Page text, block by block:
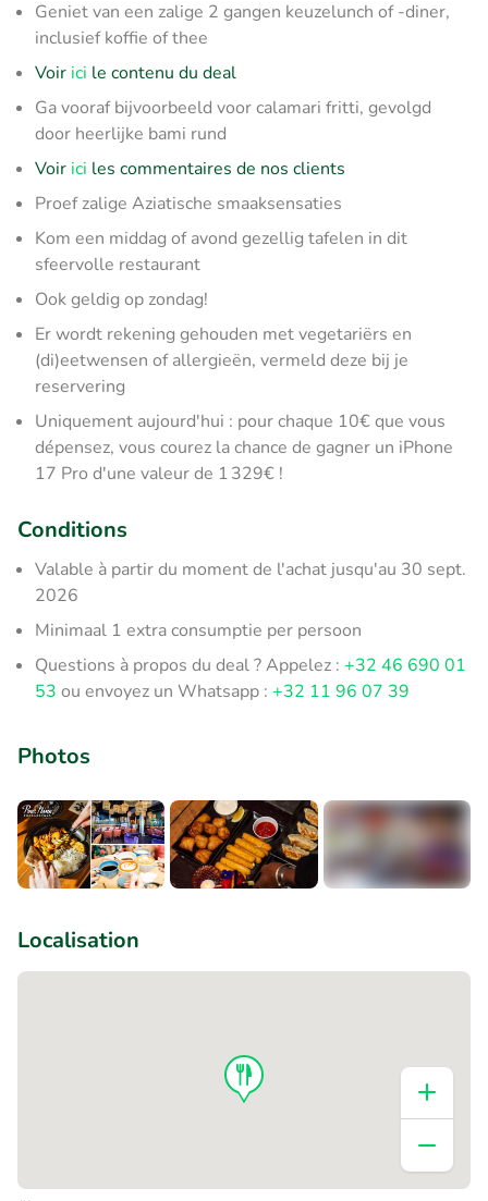
Geniet van een zalige 2 gangen keuzelunch of -diner,
inclusief koffie of thee
Voir ici le contenu du deal
Ga vooraf bijvoorbeeld voor calamari fritti, gevolgd
door heerlijke bami rund
Voir ici les commentaires de nos clients
Proef zalige Aziatische smaaksensaties
Kom een middag of avond gezellig tafelen in dit
sfeervolle restaurant
Ook geldig op zondag!
Er wordt rekening gehouden met vegetariërs en
(di)eetwensen of allergieën, vermeld deze bij je
reservering
Uniquement aujourd'hui : pour chaque 10€ que vous
dépensez, vous courez la chance de gagner un iPhone
17 Pro d'une valeur de 1 329€ !
Conditions
Valable à partir du moment de l'achat jusqu'au 30 sept.
2026
Minimaal 1 extra consumptie per persoon
Questions à propos du deal ? Appelez : +32 46 690 01
53 ou envoyez un Whatsapp : +32 11 96 07 39
Photos
Localisation